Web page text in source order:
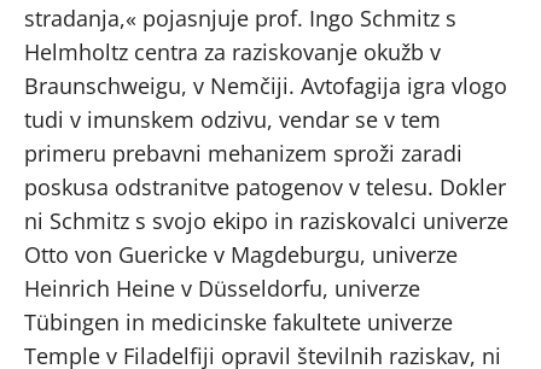
stradanja,« pojasnjuje prof. Ingo Schmitz s
Helmholtz centra za raziskovanje okužb v
Braunschweigu, v Nemčiji. Avtofagija igra vlogo
tudi v imunskem odzivu, vendar se v tem
primeru prebavni mehanizem sproži zaradi
poskusa odstranitve patogenov v telesu. Dokler
ni Schmitz s svojo ekipo in raziskovalci univerze
Otto von Guericke v Magdeburgu, univerze
Heinrich Heine v Düsseldorfu, univerze
Tübingen in medicinske fakultete univerze
Temple v Filadelfiji opravil številnih raziskav, ni